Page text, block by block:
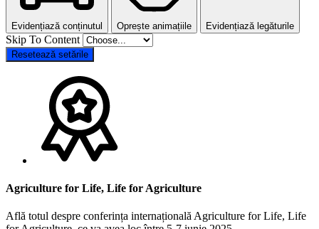
Evidențiază conținutul Oprește animațiile Evidențiază legăturile
Skip To Content
Resetează setările
Agriculture for Life, Life for Agriculture
Află totul despre conferința internațională Agriculture for Life, Life